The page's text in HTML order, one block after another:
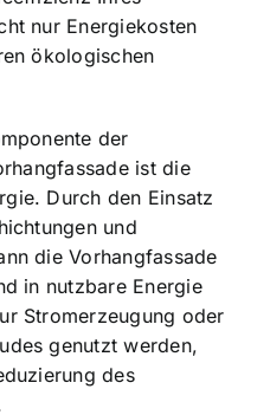
nur Energiekosten
ökologischen
der
ist die
Durch den Einsatz
und
die Vorhangfassade
in nutzbare Energie
Stromerzeugung oder
genutzt werden,
des